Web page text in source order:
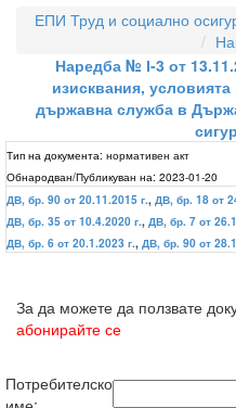
ЕПИ Труд и социално
Наредба № І-3 от
изисквания,
държавна служба в
Тип на документа: нормативен акт
Обнародван/Публикуван на: 2023-01-20
ДВ, бр. 90 от 20.11.2015 г., ДВ, бр. 18 от
ДВ, бр. 35 от 10.4.2020 г., ДВ, бр. 7 от
ДВ, бр. 6 от 20.1.2023 г., ДВ, бр. 90 от
За да можете да ползвате
абонирайте се
Потребителско